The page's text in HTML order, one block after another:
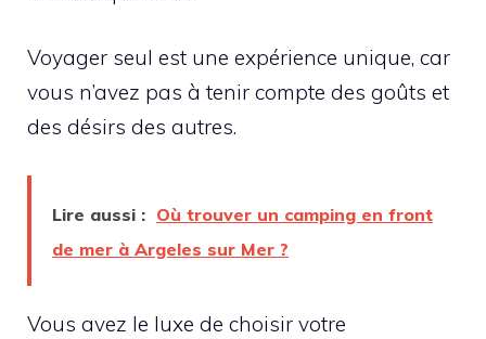
Voyager seul est une expérience unique, car
vous n’avez pas à tenir compte des goûts et
des désirs des autres.
Lire aussi : Où trouver un camping en front
de mer à Argeles sur Mer ?
Vous avez le luxe de choisir votre